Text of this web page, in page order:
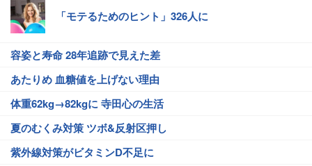
「モテるためのヒント」326人に
容姿と寿命 28年追跡で見えた差
あたりめ 血糖値を上げない理由
体重62kg→82kgに 寺田心の生活
夏のむくみ対策 ツボ&反射区押し
紫外線対策がビタミンD不足に